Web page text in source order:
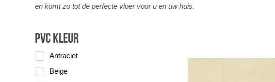
en komt zo tot de perfecte vloer voor u en uw huis.
PVC Kleur
Antraciet
Beige